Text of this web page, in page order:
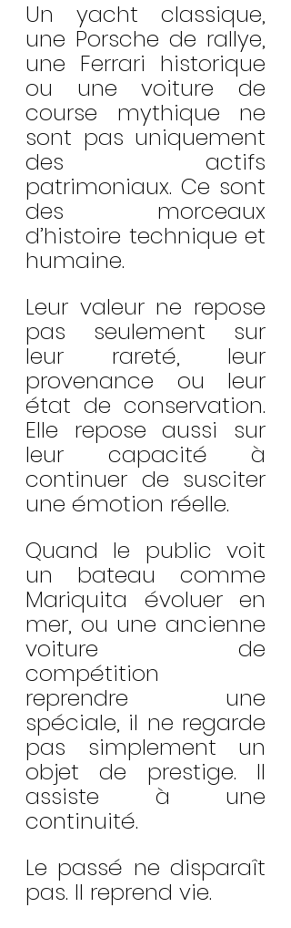
Un yacht classique,
une Porsche de rallye,
une Ferrari historique
ou une voiture de
course mythique ne
sont pas uniquement
des actifs
patrimoniaux. Ce sont
des morceaux
d’histoire technique et
humaine.
Leur valeur ne repose
pas seulement sur
leur rareté, leur
provenance ou leur
état de conservation.
Elle repose aussi sur
leur capacité à
continuer de susciter
une émotion réelle.
Quand le public voit
un bateau comme
Mariquita évoluer en
mer, ou une ancienne
voiture de
compétition
reprendre une
spéciale, il ne regarde
pas simplement un
objet de prestige. Il
assiste à une
continuité.
Le passé ne disparaît
pas. Il reprend vie.